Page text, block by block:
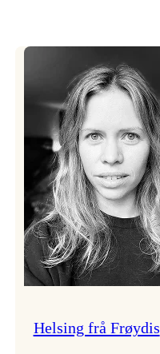
Helsing frå Frøydis